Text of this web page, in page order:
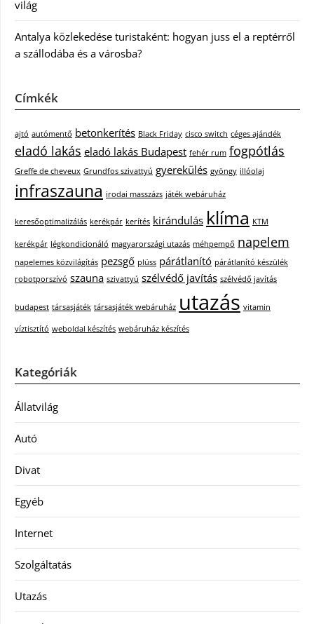
világ
Antalya közlekedése turistaként: hogyan juss el a reptérről
a szállodába és a városba?
Címkék
ajtó autómentő betonkerítés Black Friday cisco switch céges ajándék
eladó lakás eladó lakás Budapest fehér rum fogpótlás
Greffe de cheveux Grundfos szivattyú gyerekülés gyöngy illóolaj
infraszauna irodai masszázs játék webáruház
keresőoptimalizálás kerékpár kerítés kirándulás klíma KTM
kerékpár légkondicionáló magyarországi utazás méhpempő napelem
napelemes közvilágítás pezsgő plüss párátlanító párátlanító készülék
robotporszívó szauna szivattyú szélvédő javítás szélvédő javítás
budapest társasjáték társasjáték webáruház utazás vitamin
víztisztító weboldal készítés webáruház készítés
Kategóriák
Állatvilág
Autó
Divat
Egyéb
Internet
Szolgáltatás
Utazás